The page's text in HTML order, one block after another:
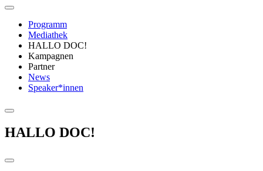
Programm
Mediathek
HALLO DOC!
Kampagnen
Partner
News
Speaker*innen
HALLO DOC!